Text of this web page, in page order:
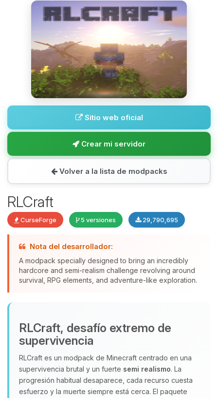
Sitio web oficial
Crear mi servidor
Volver a la lista de modpacks
RLCraft
CurseForge 5 versiones 29,790,695
Nota del desarrollador:
A modpack specially designed to bring an incredibly
hardcore and semi-realism challenge revolving around
survival, RPG elements, and adventure-like exploration.
RLCraft, desafío extremo de
supervivencia
RLCraft es un modpack de Minecraft centrado en una
supervivencia brutal y un fuerte semi realismo. La
progresión habitual desaparece, cada recurso cuesta
esfuerzo y la muerte siempre está cerca. El paquete
Yupi, por fin alguien con quien
hablar! Soy Choupy, tu pequeno
10/08/2026 09:42